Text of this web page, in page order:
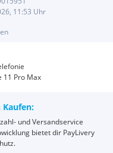
11:53 Uhr
11 Pro Max
und Versandservice
bietet dir PayLivery